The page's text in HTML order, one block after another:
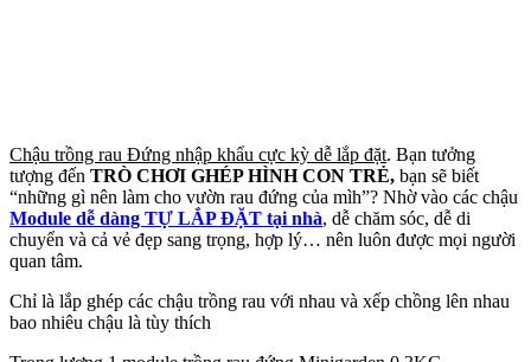
Chậu trồng rau Đứng nhập khẩu cực kỳ dễ lắp đặt. Bạn tưởng
tượng đến TRÒ CHƠI GHÉP HÌNH CON TRẺ, bạn sẽ biết
“những gì nên làm cho vườn rau đứng của mìh”? Nhờ vào các chậu
Module dễ dàng TỰ LẮP ĐẶT tại nhà, dễ chăm sóc, dễ di
chuyển và cả vẻ đẹp sang trọng, hợp lý… nên luôn được mọi người
quan tâm.
Chỉ là lắp ghép các chậu trồng rau với nhau và xếp chồng lên nhau
bao nhiêu chậu là tùy thích